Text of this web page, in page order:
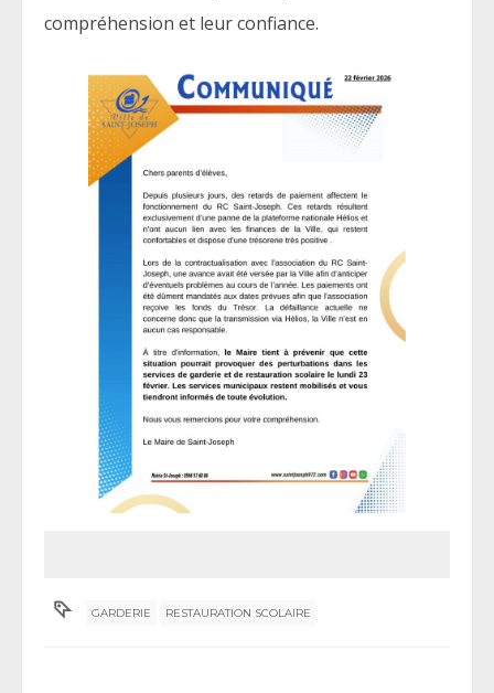
compréhension et leur confiance.
GARDERIE RESTAURATION SCOLAIRE